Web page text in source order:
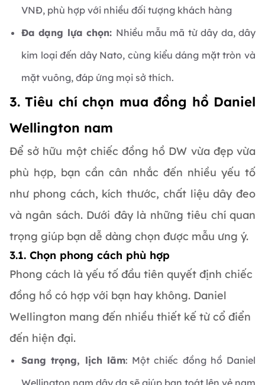
VNĐ, phù hợp với nhiều đối tượng khách hàng
Đa dạng lựa chọn: Nhiều mẫu mã từ dây da, dây
kim loại đến dây Nato, cùng kiểu dáng mặt tròn và
mặt vuông, đáp ứng mọi sở thích.
3. Tiêu chí chọn mua đồng hồ Daniel
Wellington nam
Để sở hữu một chiếc đồng hồ DW vừa đẹp vừa
phù hợp, bạn cần cân nhắc đến nhiều yếu tố
như phong cách, kích thước, chất liệu dây đeo
và ngân sách. Dưới đây là những tiêu chí quan
trọng giúp bạn dễ dàng chọn được mẫu ưng ý.
3.1. Chọn phong cách phù hợp
Phong cách là yếu tố đầu tiên quyết định chiếc
đồng hồ có hợp với bạn hay không. Daniel
Wellington mang đến nhiều thiết kế từ cổ điển
đến hiện đại.
Sang trọng, lịch lãm: Một chiếc đồng hồ Daniel